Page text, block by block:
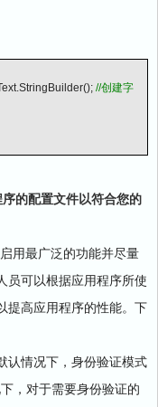
//创建字
的配置文件以符合您的
用最广泛的功能并尽量
员可以根据应用程序所使
提高应用程序的性能。下
情况下，身份验证模式
，对于需要身份验证的